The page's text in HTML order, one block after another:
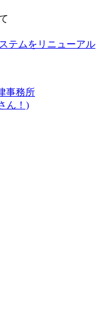
テムをリニューアル